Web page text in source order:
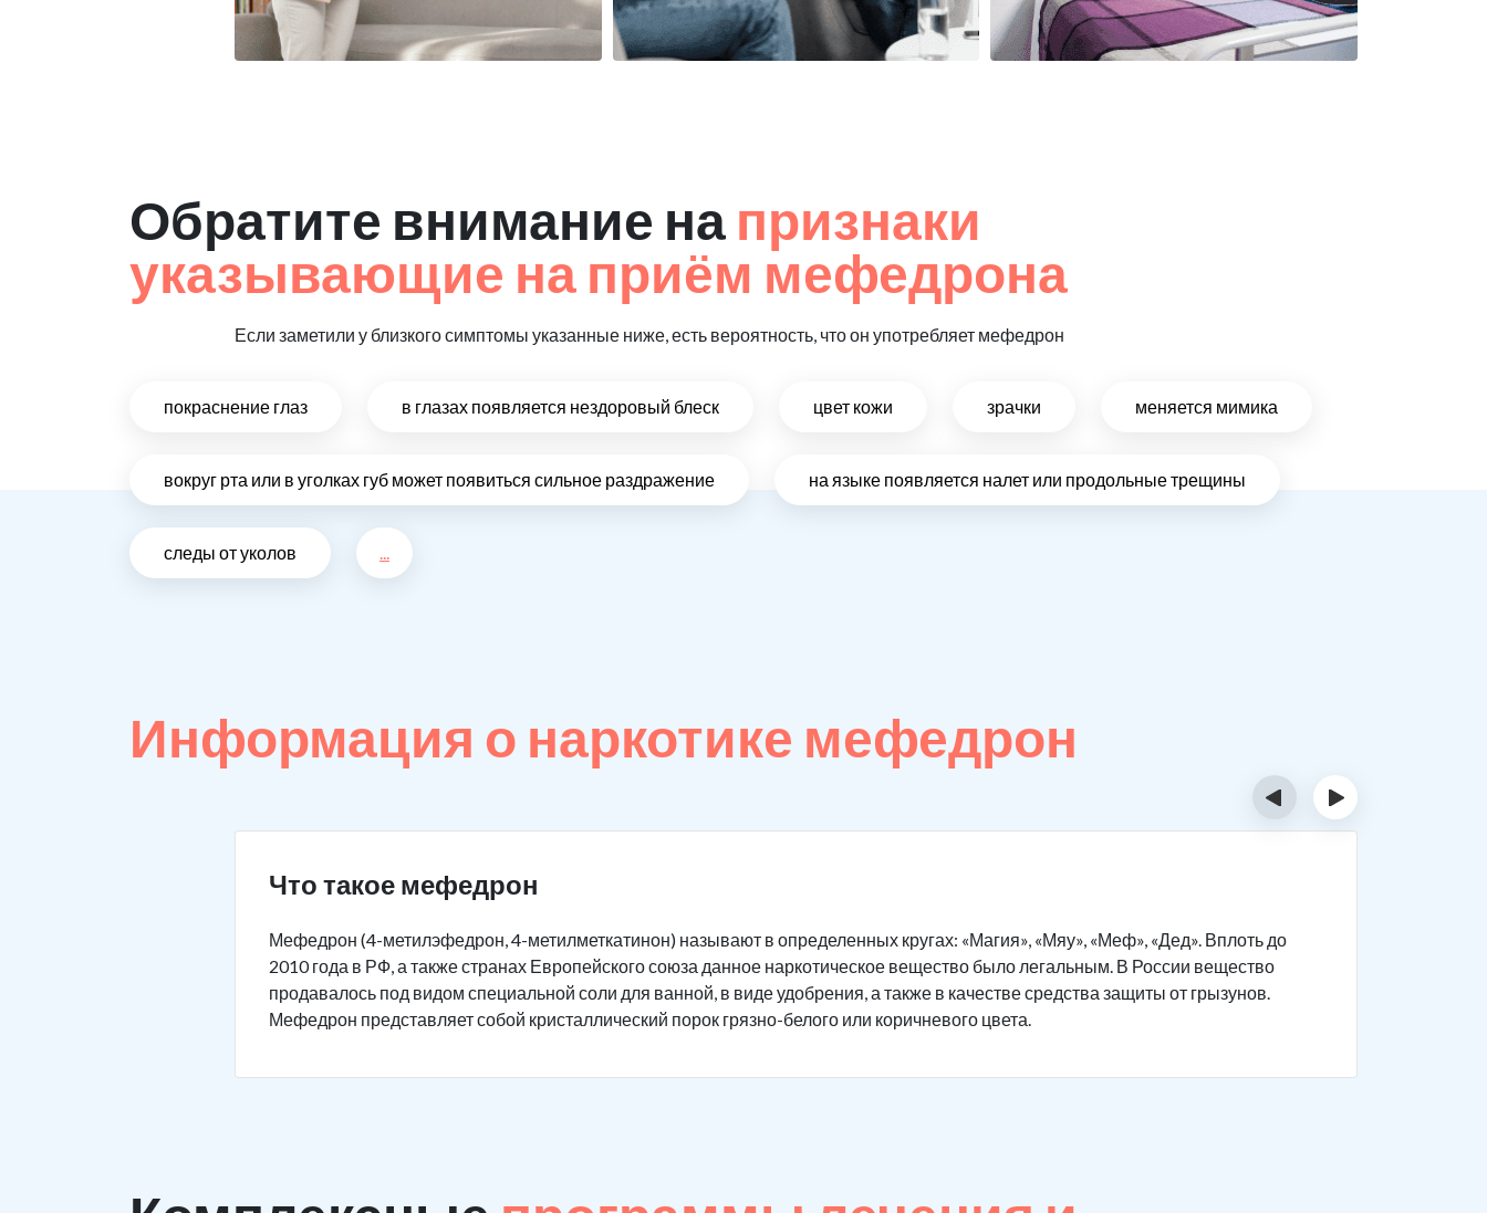
Обратите внимание на признаки
указывающие на приём мефедрона
Если заметили у близкого симптомы указанные ниже, есть вероятность, что он употребляет мефедрон
покраснение глаз в глазах появляется нездоровый блеск цвет кожи зрачки меняется мимика
вокруг рта или в уголках губ может появиться сильное раздражение на языке появляется налет или продольные трещины
следы от уколов ...
Информация о наркотике мефедрон
Что такое мефедрон
Мефедрон (4-метилэфедрон, 4-метилметкатинон) называют в определенных кругах: «Магия», «Мяу», «Меф», «Дед». Вплоть до
2010 года в РФ, а также странах Европейского союза данное наркотическое вещество было легальным. В России вещество
продавалось под видом специальной соли для ванной, в виде удобрения, а также в качестве средства защиты от грызунов.
Мефедрон представляет собой кристаллический порок грязно-белого или коричневого цвета.
‹ ›